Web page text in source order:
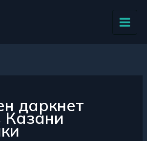
даркнет
Казани